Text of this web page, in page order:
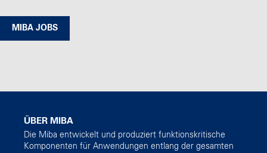
MIBA JOBS
ÜBER MIBA
Die Miba entwickelt und produziert funktionskritische
Komponenten für Anwendungen entlang der gesamten